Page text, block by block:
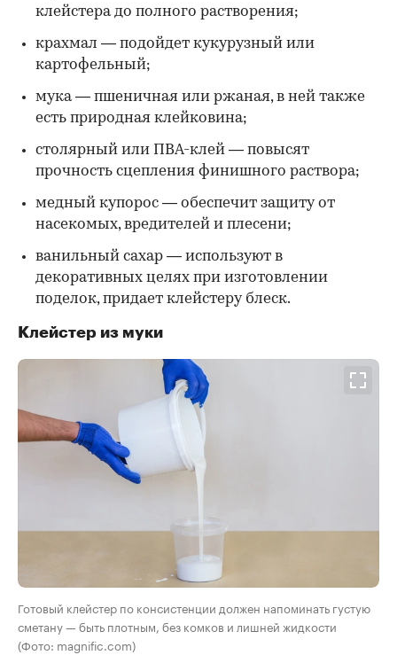
клейстера до полного растворения;
крахмал — подойдет кукурузный или
картофельный;
мука — пшеничная или ржаная, в ней также
есть природная клейковина;
столярный или ПВА-клей — повысят
прочность сцепления финишного раствора;
медный купорос — обеспечит защиту от
насекомых, вредителей и плесени;
ванильный сахар — используют в
декоративных целях при изготовлении
поделок, придает клейстеру блеск.
Клейстер из муки
Готовый клейстер по консистенции должен напоминать густую
сметану — быть плотным, без комков и лишней жидкости
(Фото: magnific.com)